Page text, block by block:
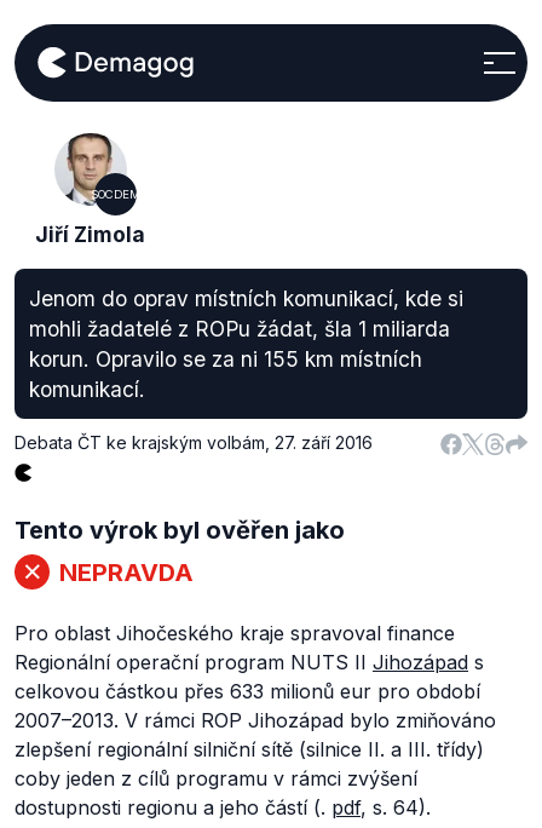
SOCDEM
Jiří Zimola
Jenom do oprav místních komunikací, kde si
mohli žadatelé z ROPu žádat, šla 1 miliarda
korun. Opravilo se za ni 155 km místních
komunikací.
Debata ČT ke krajským volbám 27. září 2016
Tento výrok byl ověřen jako
NEPRAVDA
Pro oblast Jihočeského kraje spravoval finance
Regionální operační program NUTS II Jihozápad s
celkovou částkou přes 633 milionů eur pro období
2007–2013. V rámci ROP Jihozápad bylo zmiňováno
zlepšení regionální silniční sítě (silnice II. a III. třídy)
coby jeden z cílů programu v rámci zvýšení
dostupnosti regionu a jeho částí (. pdf, s. 64).